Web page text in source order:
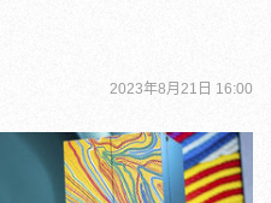
2023年8月21日 16:00